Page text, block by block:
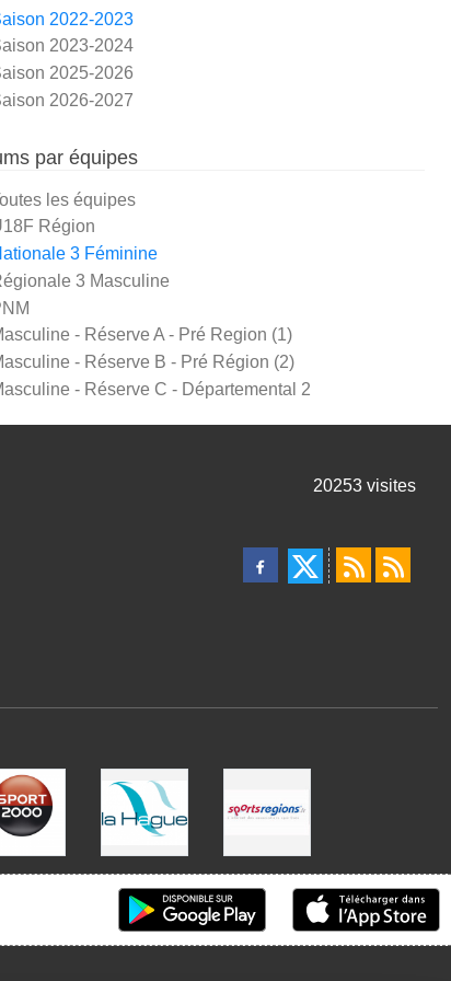
2022-2023
2023-2024
2025-2026
2026-2027
par équipes
les équipes
Région
3 Féminine
3 Masculine
- Réserve A - Pré Region (1)
- Réserve B - Pré Région (2)
- Réserve C - Départemental 2
20253 visites